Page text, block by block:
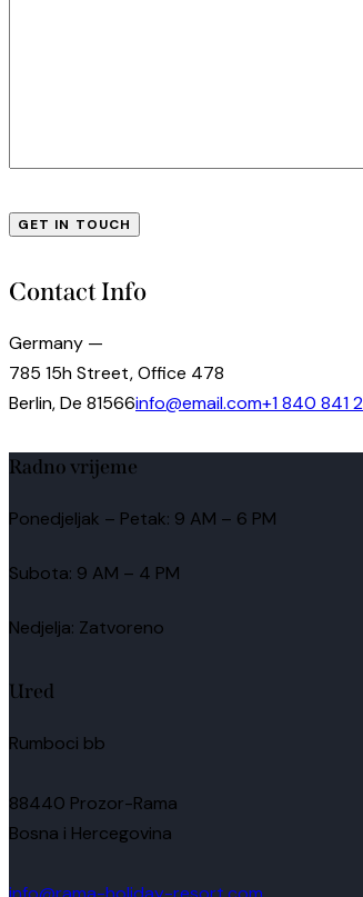
Contact Info
Germany —
785 15h Street, Office 478
Berlin, De 81566info@email.com+1 840 841
Radno vrijeme
Ponedjeljak – Petak: 9 AM – 6 PM
Subota: 9 AM – 4 PM
Nedjelja: Zatvoreno
Ured
Rumboci bb
88440 Prozor-Rama
Bosna i Hercegovina